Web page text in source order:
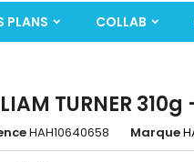
PLANS COLLAB
TURNER 310g
HAH10640658 Marque